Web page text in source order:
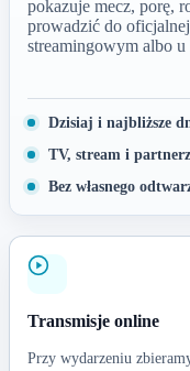
pokazuje mecz, porę,
prowadzić do
streamingowym albo
Dzisiaj i najbliższe
TV, stream i
Bez własnego
Transmisje online
Przy wydarzeniu